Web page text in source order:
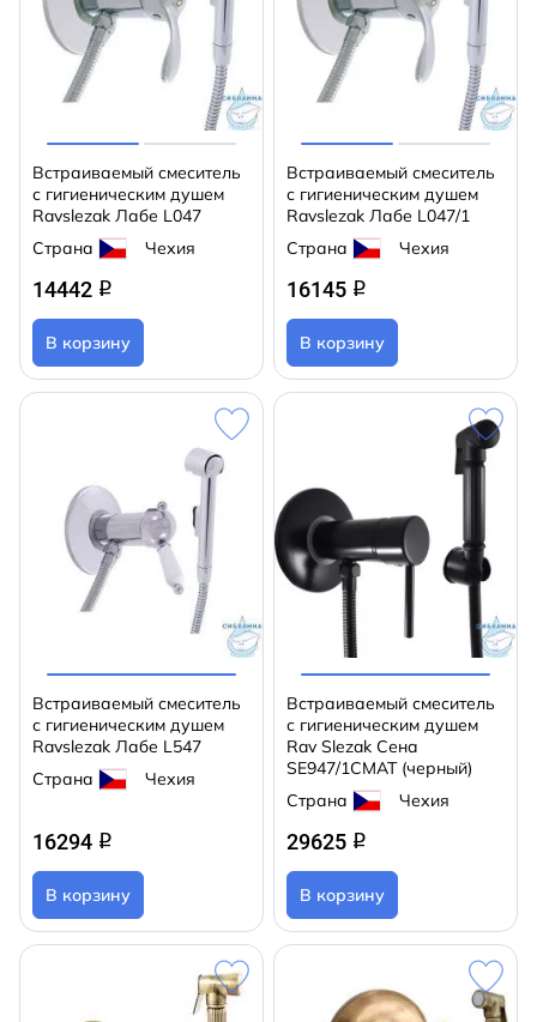
Встраиваемый смеситель
с гигиеническим душем
Ravslezak Лабе L047
Страна
Чехия
14442 q
В корзину
Встраиваемый смеситель
с гигиеническим душем
Ravslezak Лабе L047/1
Страна
Чехия
16145 q
В корзину
Встраиваемый смеситель
с гигиеническим душем
Ravslezak Лабе L547
Страна
Чехия
16294 q
В корзину
Встраиваемый смеситель
с гигиеническим душем
Rav Slezak Сена
SE947/1CMAT (черный)
Страна
Чехия
29625 q
В корзину